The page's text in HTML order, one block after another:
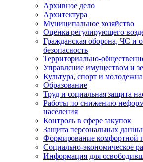
Архивное дело
Архитектура
Муниципальное хозяйство
Оценка регулирующего
Гражданская оборона, ЧС и
безопасность
Территориально-
Управление имуществом и
Культура, спорт и
Образование
Труд и социальная защита
Работы по снижению
населения
Контроль в сфере закупок
Защита персональных
Формирование комфортной
Социально-экономическое
Информация для